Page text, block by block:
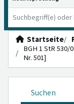
Startseite
BGH 1 StR 530/
Nr. 501]
Suchen